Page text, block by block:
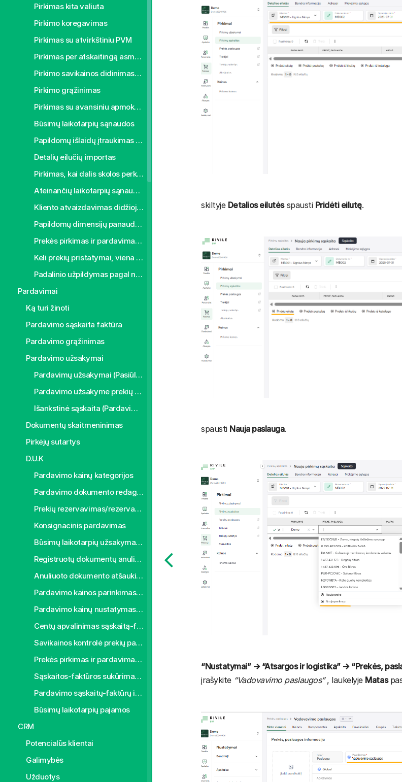
Pirkimas kita valiuta
Pirkimo koregavimas
Pirkimas su atvirkštiniu PVM
Pirkimas per atskaitingą asmenį
Pirkimo savikainos didinimas/mažinimas
Pirkimo grąžinimas
Pirkimas su avansiniu apmokėjimu
Būsimų laikotarpių sąnaudos
Papildomų išlaidų įtraukimas į pirktų prekių savikainą
Detalių eilučių importas
Pirkimas, kai dalis skolos perkeliama apmokėti GPM
Ateinančių laikotarpių sąnaudos
Kliento atvaizdavimas didžiojoje knygoje
Papildomų dimensijų panaudojimas (klasifikatoriai)
Prekės pirkimas ir pardavimas skirtingais mato vienetais
Keli prekių pristatymai, viena sąskaita
Padalinio užpildymas pagal nutylėjimą
Pardavimai
Ką turi žinoti
Pardavimo sąskaita faktūra
Pardavimo grąžinimas
Pardavimo užsakymai
Pardavimų užsakymai (Pasiūlymai)
Pardavimo užsakyme prekių kiekio rezervavimas
Išankstinė sąskaita (Pardavimo užsakymai)
Dokumentų skaitmeninimas
Pirkėjų sutartys
D.U.K
Pardavimo kainų kategorijos
Pardavimo dokumento redagavimas
Prekių rezervavimas/rezervacijos atšaukimas pardavimo sąskaitoje faktūroje
Konsignacinis pardavimas
Būsimų laikotarpių užsakymai/sąskaitos
Registruotų dokumentų anuliavimas
Anuliuoto dokumento atšaukimas
Pardavimo kainos parinkimas iš kainyno arba paskutinio pardavimo
Pardavimo kainų nustatymas prekių pirkimo metu
Centų apvalinimas sąskaitą-faktūrą apmokant grynais pinigais
Savikainos kontrolė prekių pardavimo metu
Prekės pirkimas ir pardavimas skirtingais mato vienetais
Sąskaitos-faktūros sukūrimas kelių užsakymų pagrindu
Pardavimo sąskaitų-faktūrų išsiuntimas klientui
Būsimų laikotarpių pajamos
CRM
Potencialūs klientai
Galimybės
Užduotys
skiltyje Detalios eilutėsspausti Pridėti eilutę.
spausti Nauja paslauga.
“Nustatymai” → “Atsargos ir logistika” → “Prekės,
įrašykite “Vadovavimo paslaugos”, laukelyje Matas